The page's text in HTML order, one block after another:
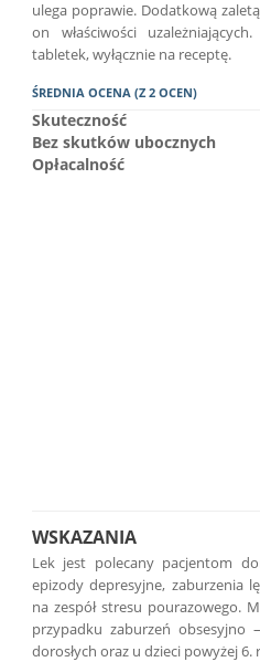
ulega poprawie. Dodatkową
on właściwości
tabletek, wyłącznie na receptę.
ŚREDNIA OCENA (Z 2 OCEN)
Skuteczność
Bez skutków ubocznych
Opłacalność
WSKAZANIA
Lek jest polecany pacjentom
epizody depresyjne, zaburzenia
na zespół stresu pourazowego.
przypadku zaburzeń obsesyjno
dorosłych oraz u dzieci powyżej 6.